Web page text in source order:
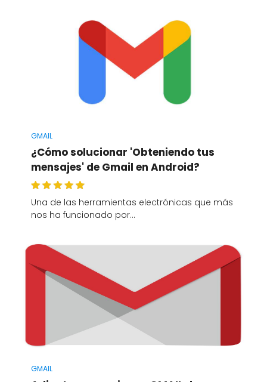
GMAIL
¿Cómo solucionar 'Obteniendo tus
mensajes' de Gmail en Android?
Una de las herramientas electrónicas que más
nos ha funcionado por…
GMAIL